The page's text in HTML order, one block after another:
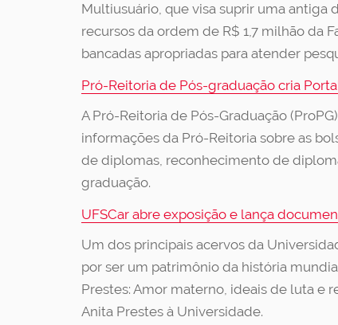
Multiusuário, que visa suprir uma
recursos da ordem de R$ 1,7 milhão da
bancadas apropriadas para atender
Pró-Reitoria de Pós-graduação cria
A Pró-Reitoria de Pós-Graduação
informações da Pró-Reitoria sobre as
de diplomas, reconhecimento de
graduação.
UFSCar abre exposição e lança
Um dos principais acervos da
por ser um patrimônio da história
Prestes: Amor materno, ideais de luta e
Anita Prestes à Universidade.